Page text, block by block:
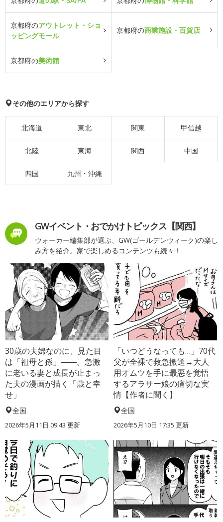
京都府のアウトレット・ショ
ッピングモール
京都府の商業施設・百貨店
京都府の美術館
その他のエリアから探す
北海道 東北 関東 甲信越
北陸 東海 関西 中国
四国 九州・沖縄
GWイベント・おでかけトピックス【関西】
ウォーカー編集部が選ぶ、GW(ゴールデンウィーク)の楽し
み方を紹介。家で楽しめるコンテンツも続々！
30歳の夫婦なのに、見た目
は「祖母と孫」――。急激
に老いる妻と成長が止まっ
た夫の漫画が描く「歳と幸
せ」
全国
2026年5月11日 09:43 更新
「いつどうなっても…」70代
父が全裸で救急搬送→大人
用オムツを手に最悪を覚悟
するアラサー娘の痛切な実
情【作者に聞く】
全国
2026年5月10日 17:35 更新